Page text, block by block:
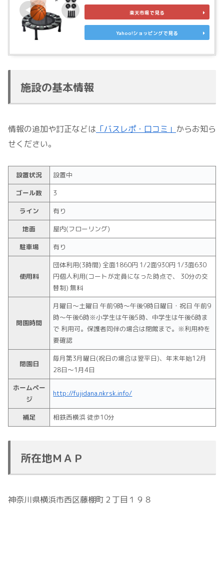
楽天市場で見る
Yahoo!ショッピングで見る
施設の基本情報
情報の追加や訂正などは 「バスレポ・口コミ」 からお知ら
せください。
設置状況
設置中
ゴール数
3
ライン
有り
地面
屋内(フローリング)
駐車場
有り
使用料
団体利用(3時間) 全面1860円 1/2面930円 1/3面630
円個人利用(コートが定員になった時点で、 30分の交
替制) 無料
開園時間
月曜日〜土曜日 午前9時〜午後9時日曜日・祝日 午前9
時〜午後6時※小学生は午後5時、中学生は午後6時ま
で 利用可。保護者同伴の場合は閉館まで。※利用枠を
要確認
閉園日
毎月第3月曜日(祝日の場合は翌平日)、年末年始12月
28日～1月4日
ホームペー
ジ
http://fujidana.nkrsk.info/
補足 相鉄西横浜 徒歩10分
所在地ＭＡＰ
神奈川県横浜市西区藤棚町２丁目１９８